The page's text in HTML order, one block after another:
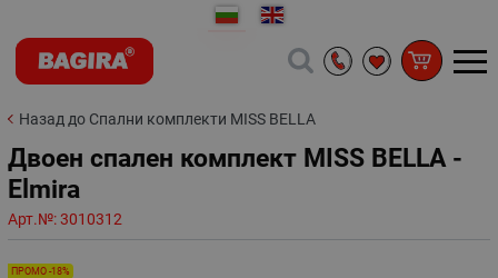
Назад до Спални комплекти MISS BELLA
Двоен спален комплект MISS BELLA -
Elmira
Арт.№:3010312
ПРОМО -18%